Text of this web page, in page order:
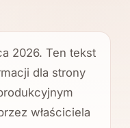
2026. Ten tekst
dla strony
właściciela